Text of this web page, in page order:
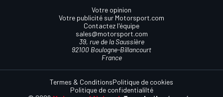
Votre opinion
Votre publicité sur Motorsport.com
Contactez l'équipe
sales@motorsport.com
39, rue de la Saussière
92100 Boulogne-Billancourt
France
Termes & ConditionsPolitique de cookies
Politique de confidentialilté